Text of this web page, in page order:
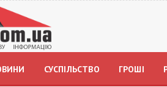
СУСПІЛЬСТВО ГРОШІ